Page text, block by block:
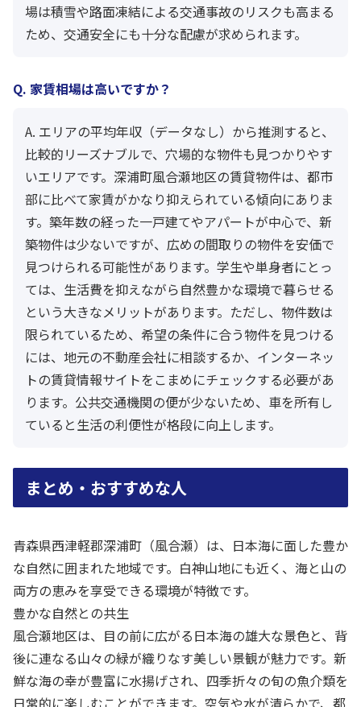
場は積雪や路面凍結による交通事故のリスクも高まる
ため、交通安全にも十分な配慮が求められます。
Q. 家賃相場は高いですか？
A. エリアの平均年収（データなし）から推測すると、
比較的リーズナブルで、穴場的な物件も見つかりやす
いエリアです。深浦町風合瀬地区の賃貸物件は、都市
部に比べて家賃がかなり抑えられている傾向にありま
す。築年数の経った一戸建てやアパートが中心で、新
築物件は少ないですが、広めの間取りの物件を安価で
見つけられる可能性があります。学生や単身者にとっ
ては、生活費を抑えながら自然豊かな環境で暮らせる
という大きなメリットがあります。ただし、物件数は
限られているため、希望の条件に合う物件を見つける
には、地元の不動産会社に相談するか、インターネッ
トの賃貸情報サイトをこまめにチェックする必要があ
ります。公共交通機関の便が少ないため、車を所有し
ていると生活の利便性が格段に向上します。
まとめ・おすすめな人
青森県西津軽郡深浦町（風合瀬）は、日本海に面した豊か
な自然に囲まれた地域です。白神山地にも近く、海と山の
両方の恵みを享受できる環境が特徴です。
豊かな自然との共生
風合瀬地区は、目の前に広がる日本海の雄大な景色と、背
後に連なる山々の緑が織りなす美しい景観が魅力です。新
鮮な海の幸が豊富に水揚げされ、四季折々の旬の魚介類を
日常的に楽しむことができます。空気や水が清らかで、都